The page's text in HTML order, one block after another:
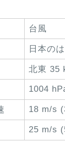
台風
日本の
北東 35
1004
18 m/s
25 m/s